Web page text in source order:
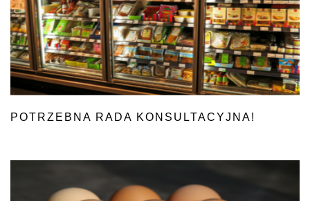
POTRZEBNA RADA KONSULTACYJNA!